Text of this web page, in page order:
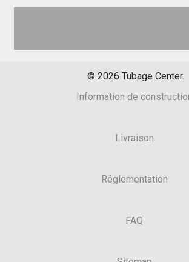
© 2026 Tubage Center.
Information de
Livraison
Réglementation
FAQ